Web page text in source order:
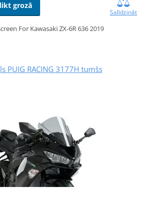
grozā
Salīdzināt
For Kawasaki ZX-6R 636 2019
PUIG RACING 3177H tumšs